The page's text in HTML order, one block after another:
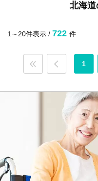
北海
1～20件表示 / 722 件
1